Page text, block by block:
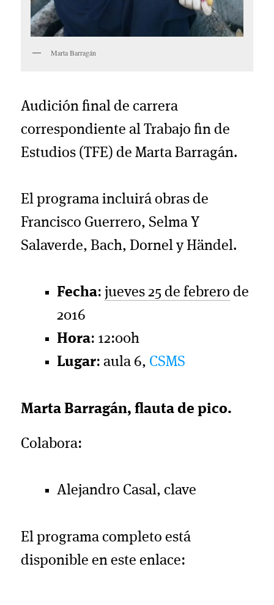
Marta Barragán
Audición final de carrera
correspondiente al Trabajo fin de
Estudios (TFE) de Marta Barragán.
El programa incluirá obras de
Francisco Guerrero, Selma Y
Salaverde, Bach, Dornel y Händel.
Fecha:jueves 25 de febrero de
2016
Hora: 12:00h
Lugar: aula 6, CSMS
Marta Barragán, flauta de pico.
Colabora:
Alejandro Casal, clave
El programa completo está
disponible en este enlace: